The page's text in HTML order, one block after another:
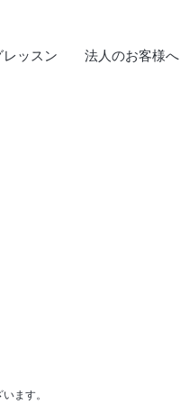
ッスン 法人のお客様へ
ます。